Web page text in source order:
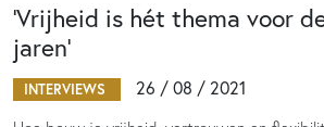
‘Vrijheid is hét thema voor
jaren’
INTERVIEWS 26 / 08 / 2021